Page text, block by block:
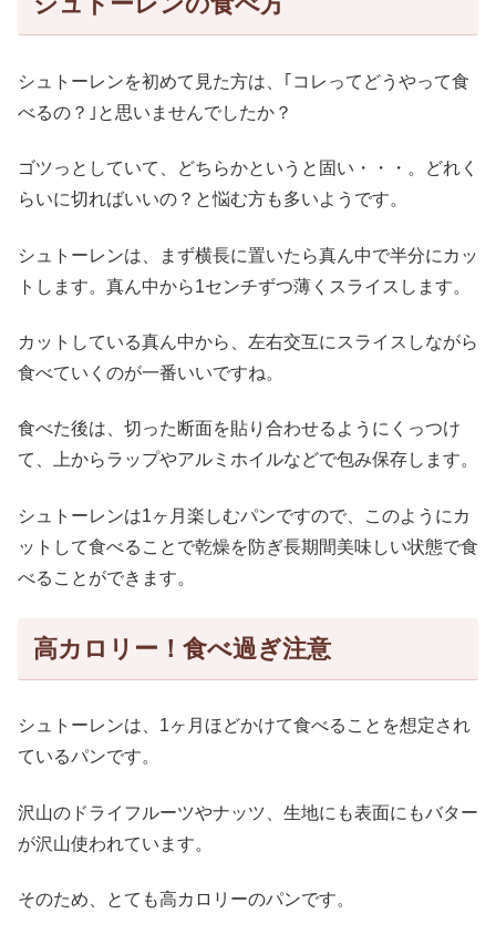
シュトーレンを初めて見た方は、｢コレってどうやって食
べるの？｣と思いませんでしたか？
ゴツっとしていて、どちらかというと固い・・・。どれく
らいに切ればいいの？と悩む方も多いようです。
シュトーレンは、まず横長に置いたら真ん中で半分にカッ
トします。真ん中から1センチずつ薄くスライスします。
カットしている真ん中から、左右交互にスライスしながら
食べていくのが一番いいですね。
食べた後は、切った断面を貼り合わせるようにくっつけ
て、上からラップやアルミホイルなどで包み保存します。
シュトーレンは1ヶ月楽しむパンですので、このようにカ
ットして食べることで乾燥を防ぎ長期間美味しい状態で食
べることができます。
高カロリー！食べ過ぎ注意
シュトーレンは、1ヶ月ほどかけて食べることを想定され
ているパンです。
沢山のドライフルーツやナッツ、生地にも表面にもバター
が沢山使われています。
そのため、とても高カロリーのパンです。